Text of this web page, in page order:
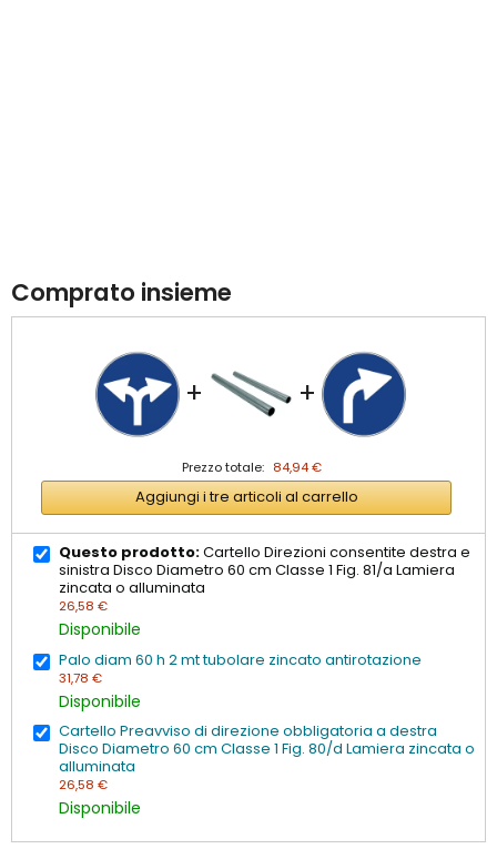
Comprato insieme
+ +
Prezzo totale: 84,94 €
Aggiungi i tre articoli al carrello
Questo prodotto:Cartello Direzioni consentite destra e
sinistra Disco Diametro 60 cm Classe 1 Fig. 81/a Lamiera
zincata o alluminata
26,58 €
Disponibile
Palo diam 60 h 2 mt tubolare zincato antirotazione
31,78 €
Disponibile
Cartello Preavviso di direzione obbligatoria a destra
Disco Diametro 60 cm Classe 1 Fig. 80/d Lamiera zincata o
alluminata
26,58 €
Disponibile